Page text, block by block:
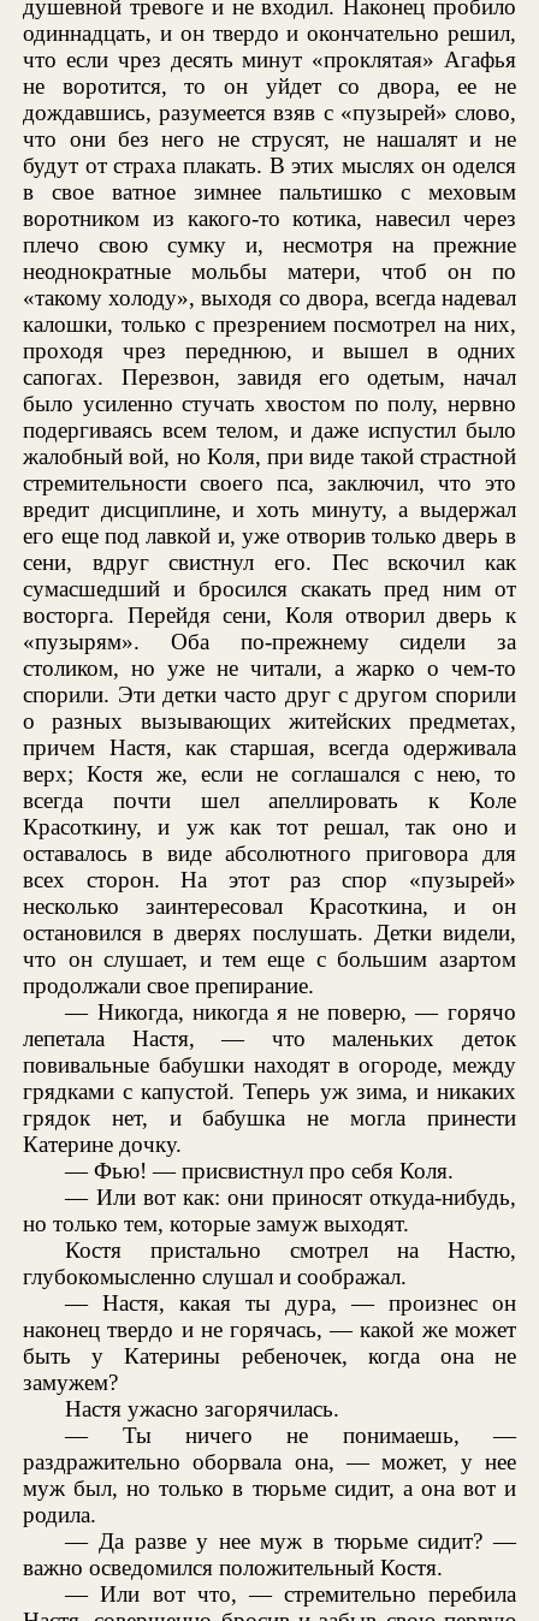
душевной тревоге и не входил. Наконец пробило
одиннадцать, и он твердо и окончательно решил,
что если чрез десять минут «проклятая» Агафья
не воротится, то он уйдет со двора, ее не
дождавшись, разумеется взяв с «пузырей» слово,
что они без него не струсят, не нашалят и не
будут от страха плакать. В этих мыслях он оделся
в свое ватное зимнее пальтишко с меховым
воротником из какого-то котика, навесил через
плечо свою сумку и, несмотря на прежние
неоднократные мольбы матери, чтоб он по
«такому холоду», выходя со двора, всегда надевал
калошки, только с презрением посмотрел на них,
проходя чрез переднюю, и вышел в одних
сапогах. Перезвон, завидя его одетым, начал
было усиленно стучать хвостом по полу, нервно
подергиваясь всем телом, и даже испустил было
жалобный вой, но Коля, при виде такой страстной
стремительности своего пса, заключил, что это
вредит дисциплине, и хоть минуту, а выдержал
его еще под лавкой и, уже отворив только дверь в
сени, вдруг свистнул его. Пес вскочил как
сумасшедший и бросился скакать пред ним от
восторга. Перейдя сени, Коля отворил дверь к
«пузырям». Оба по-прежнему сидели за
столиком, но уже не читали, а жарко о чем-то
спорили. Эти детки часто друг с другом спорили
о разных вызывающих житейских предметах,
причем Настя, как старшая, всегда одерживала
верх; Костя же, если не соглашался с нею, то
всегда почти шел апеллировать к Коле
Красоткину, и уж как тот решал, так оно и
оставалось в виде абсолютного приговора для
всех сторон. На этот раз спор «пузырей»
несколько заинтересовал Красоткина, и он
остановился в дверях послушать. Детки видели,
что он слушает, и тем еще с большим азартом
продолжали свое препирание.
— Никогда, никогда я не поверю, — горячо
лепетала Настя, — что маленьких деток
повивальные бабушки находят в огороде, между
грядками с капустой. Теперь уж зима, и никаких
грядок нет, и бабушка не могла принести
Катерине дочку.
— Фью! — присвистнул про себя Коля.
— Или вот как: они приносят откуда-нибудь,
но только тем, которые замуж выходят.
Костя пристально смотрел на Настю,
глубокомысленно слушал и соображал.
— Настя, какая ты дура, — произнес он
наконец твердо и не горячась, — какой же может
быть у Катерины ребеночек, когда она не
замужем?
Настя ужасно загорячилась.
— Ты ничего не понимаешь, —
раздражительно оборвала она, — может, у нее
муж был, но только в тюрьме сидит, а она вот и
родила.
— Да разве у нее муж в тюрьме сидит? —
важно осведомился положительный Костя.
— Или вот что, — стремительно перебила